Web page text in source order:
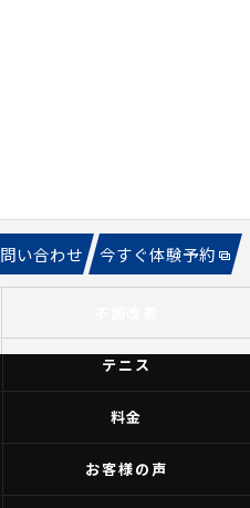
い合わせ 今すぐ体験予約
テニス
料金
お客様の声